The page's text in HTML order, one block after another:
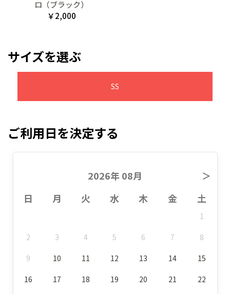
ロ（ブラック）
￥2,000
サイズを選ぶ
SS
ご利用日を決定する
2026年 08月
＞
日
月 火 水 木 金 土
1
2 3 4 5 6 7 8
9 10 11 12 13 14 15
16 17 18 19 20 21 22